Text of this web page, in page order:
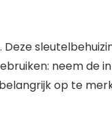
neem de
op te